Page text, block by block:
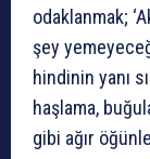
odaklanmak;
şey
hindinin yanı
haşlama,
gibi ağır